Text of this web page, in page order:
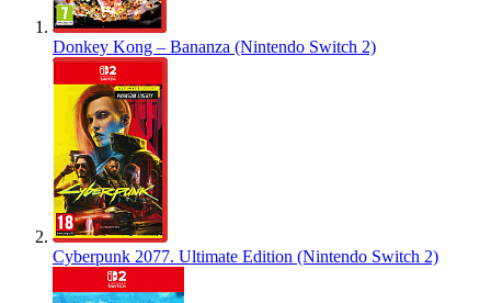
Donkey Kong – Bananza (Nintendo Switch 2)
Cyberpunk 2077. Ultimate Edition (Nintendo Switch 2)